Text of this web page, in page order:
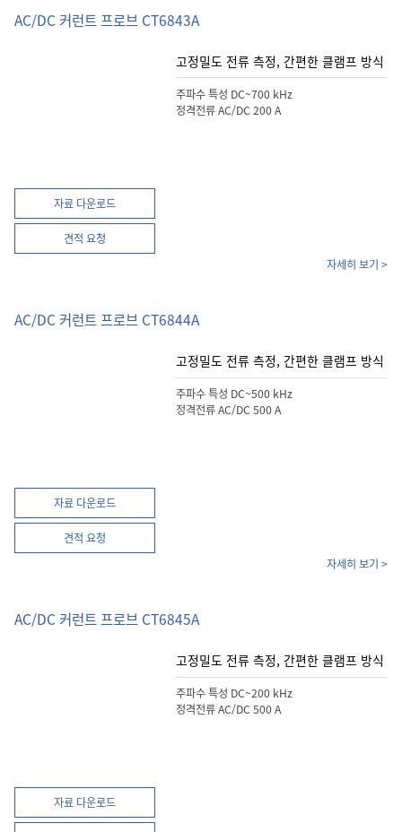
AC/DC 커런트 프로브 CT6843A
자료 다운로드
견적 요청
고정밀도 전류 측정, 간편한 클램프 방식
주파수 특성 DC~700 kHz
정격전류 AC/DC 200 A
자세히 보기 >
AC/DC 커런트 프로브 CT6844A
자료 다운로드
견적 요청
고정밀도 전류 측정, 간편한 클램프 방식
주파수 특성 DC~500 kHz
정격전류 AC/DC 500 A
자세히 보기 >
AC/DC 커런트 프로브 CT6845A
자료 다운로드
고정밀도 전류 측정, 간편한 클램프 방식
주파수 특성 DC~200 kHz
정격전류 AC/DC 500 A